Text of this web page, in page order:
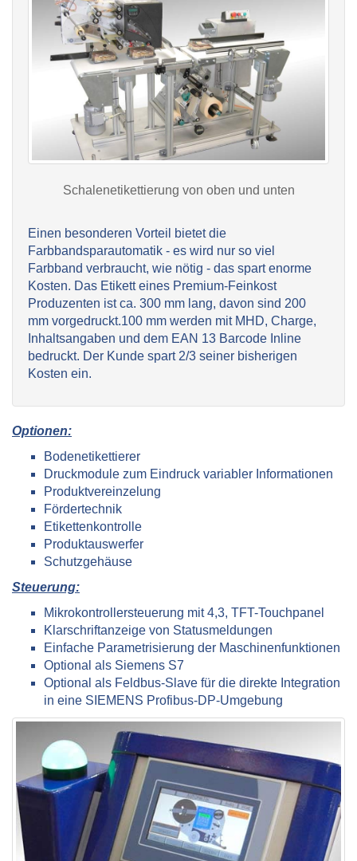
Schalenetikettierung von oben und unten
Einen besonderen Vorteil bietet die
Farbbandsparautomatik - es wird nur so viel
Farbband verbraucht, wie nötig - das spart enorme
Kosten. Das Etikett eines Premium-Feinkost
Produzenten ist ca. 300 mm lang, davon sind 200
mm vorgedruckt.100 mm werden mit MHD, Charge,
Inhaltsangaben und dem EAN 13 Barcode Inline
bedruckt. Der Kunde spart 2/3 seiner bisherigen
Kosten ein.
Optionen:
Bodenetikettierer
Druckmodule zum Eindruck variabler Informationen
Produktvereinzelung
Fördertechnik
Etikettenkontrolle
Produktauswerfer
Schutzgehäuse
Steuerung:
Mikrokontrollersteuerung mit 4,3, TFT-Touchpanel
Klarschriftanzeige von Statusmeldungen
Einfache Parametrisierung der Maschinenfunktionen
Optional als Siemens S7
Optional als Feldbus-Slave für die direkte Integration
in eine SIEMENS Profibus-DP-Umgebung